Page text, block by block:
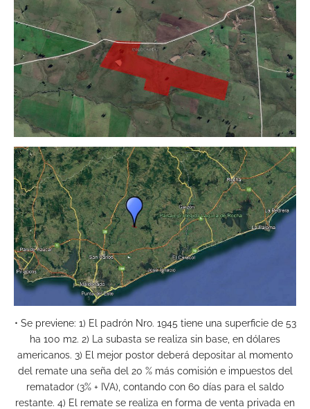
• Se previene: 1) El padrón Nro. 1945 tiene una superficie de 53
ha 100 m2. 2) La subasta se realiza sin base, en dólares
americanos. 3) El mejor postor deberá depositar al momento
del remate una seña del 20 % más comisión e impuestos del
rematador (3% + IVA), contando con 60 días para el saldo
restante. 4) El remate se realiza en forma de venta privada en